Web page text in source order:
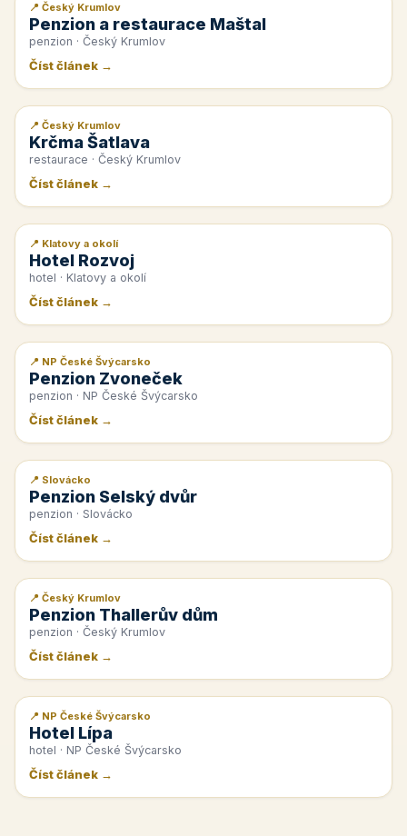
📰 PR článek
📍 Český Krumlov
Penzion a restaurace Maštal
penzion · Český Krumlov
Číst článek →
📰 PR článek
📍 Český Krumlov
Krčma Šatlava
restaurace · Český Krumlov
Číst článek →
📰 PR článek
📍 Klatovy a okolí
Hotel Rozvoj
hotel · Klatovy a okolí
Číst článek →
📰 PR článek
📍 NP České Švýcarsko
Penzion Zvoneček
penzion · NP České Švýcarsko
Číst článek →
📰 PR článek
📍 Slovácko
Penzion Selský dvůr
penzion · Slovácko
Číst článek →
📰 PR článek
📍 Český Krumlov
Penzion Thallerův dům
penzion · Český Krumlov
Číst článek →
📰 PR článek
📍 NP České Švýcarsko
Hotel Lípa
hotel · NP České Švýcarsko
Číst článek →